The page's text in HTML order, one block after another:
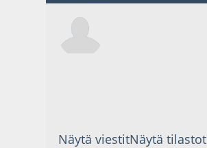
Näytä viestitNäytä tilastot